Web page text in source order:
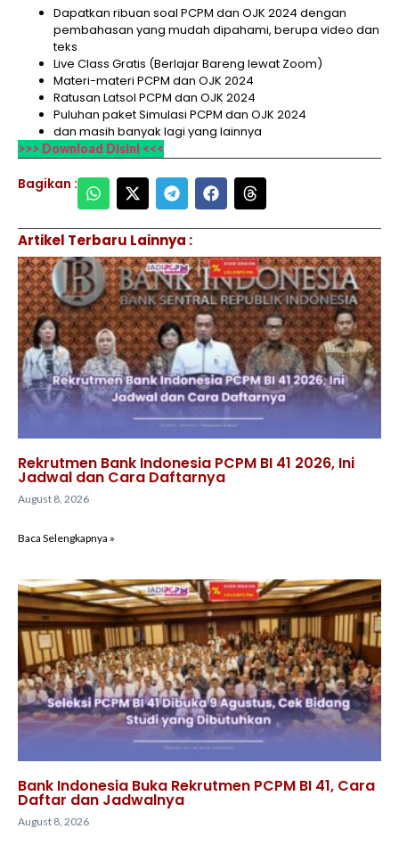
Dapatkan ribuan soal PCPM dan OJK 2024 dengan
pembahasan yang mudah dipahami, berupa video dan
teks
Live Class Gratis (Berlajar Bareng lewat Zoom)
Materi-materi PCPM dan OJK 2024
Ratusan Latsol PCPM dan OJK 2024
Puluhan paket Simulasi PCPM dan OJK 2024
dan masih banyak lagi yang lainnya
>>> Download Disini <<<
Bagikan :
Artikel Terbaru Lainnya :
Rekrutmen Bank Indonesia PCPM BI 41 2026, Ini
Jadwal dan Cara Daftarnya
August 8, 2026
Baca Selengkapnya »
Bank Indonesia Buka Rekrutmen PCPM BI 41, Cara
Daftar dan Jadwalnya
August 8, 2026